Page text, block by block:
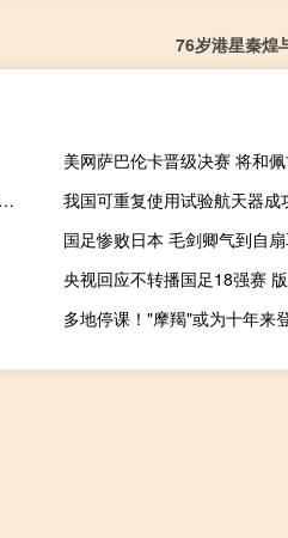
76岁港星秦煌
美网萨巴伦卡晋级决赛 将和
美国前财长：若特朗普再次当选将给全球带来多重风险，鲁宾警告经济与社会面临挑战
我国可重复使用试验航天器成
国足惨败日本 毛剑卿气到自
央视回应不转播国足18强赛
多地停课！"摩羯"或为十年来